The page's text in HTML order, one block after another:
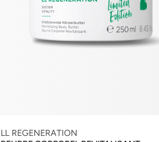
LL REGENERATION